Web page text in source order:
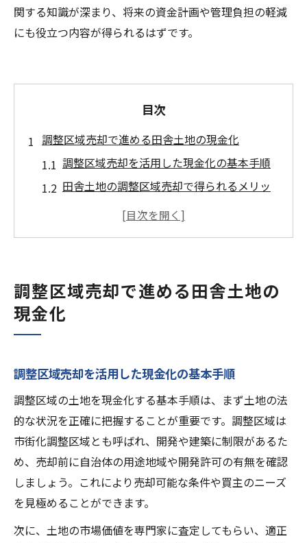
関する知識が深まり、将来の資金計画や管理負担の軽減
にも役立つ内容が得られるはずです。
目次
調整区域売却で進める田舎土地の現金化
調整区域売却を活用した現金化の基本手順
田舎土地の調整区域売却で得られるメリッ
下妻市の田舎土地売却に強い調整区域の特徴
調整区域売却で重視すべき土地の特性とは
調整区域売却が有利になる周辺環境の影響
田舎土地の調整区域売却と市場動向の関係
調整区域売却を成功させる土地評価の視点
相続土地の管理負担を減らす調整区域売却術
調整区域売却で相続土地の負担を軽減する
方法
調整区域売却が相続後の管理に与える効果
調整区域売却で発生する手続きと注意点
調整区域売却で進める田舎土地の
現金化
調整区域売却を活用した現金化の基本手順
調整区域の土地を現金化する基本手順は、まず土地の法
的な状況を正確に把握することが重要です。調整区域は
市街化調整区域とも呼ばれ、開発や建築に制限があるた
め、売却前に自治体の用途地域や開発許可の有無を確認
しましょう。これにより売却可能な条件や買主のニーズ
を見極めることができます。
次に、土地の市場価値を専門家に査定してもらい、適正